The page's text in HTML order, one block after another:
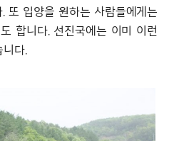
또 입양을 원하는 사람들에게는
합니다. 선진국에는 이미 이런
니다.